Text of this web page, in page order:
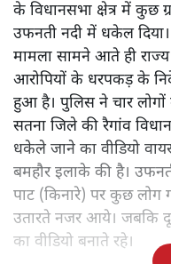
के विधानसभा क्षेत्र में कुछ
उफनती नदी में धकेल
मामला सामने आते ही
आरोपियों के धरपकड़ के
हुआ है। पुलिस ने चार लोगों
सतना जिले की रैगांव
धकेले जाने का वीडियो
बमहौर इलाके की है।
पाट (किनारे) पर कुछ लोग
उतारते नजर आये। जबकि
का वीडियो बनाते रहे।